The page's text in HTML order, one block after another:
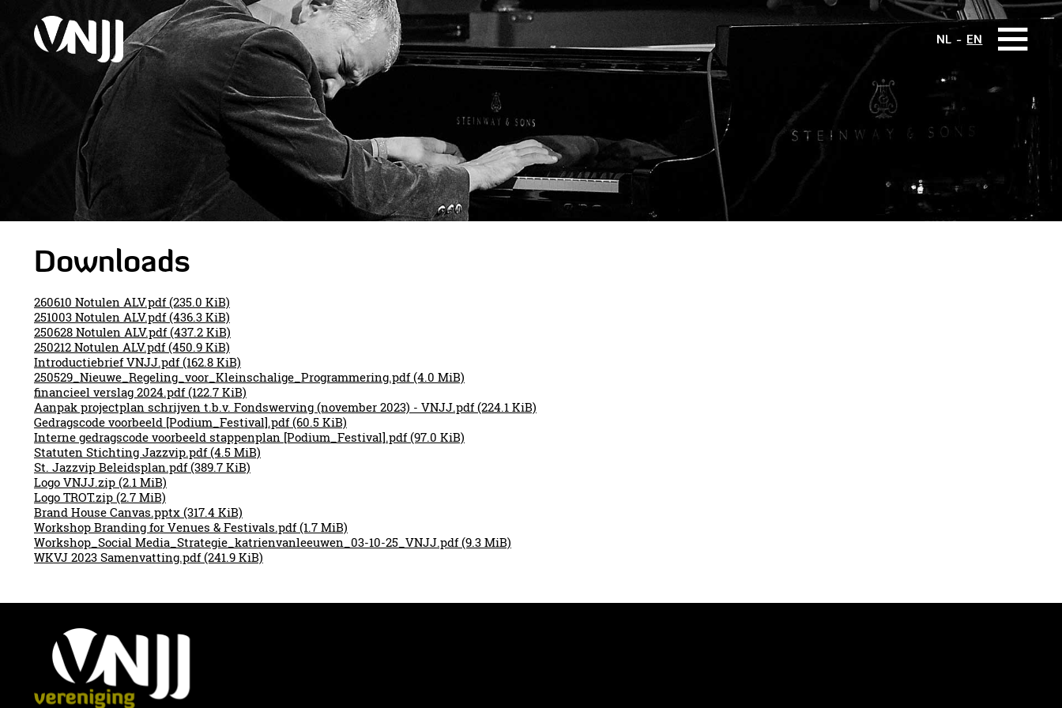
NL EN
Downloads
260610 Notulen ALV.pdf(235.0 KiB)
251003 Notulen ALV.pdf(436.3 KiB)
250628 Notulen ALV.pdf(437.2 KiB)
250212 Notulen ALV.pdf(450.9 KiB)
Introductiebrief VNJJ.pdf(162.8 KiB)
250529_Nieuwe_Regeling_voor_Kleinschalige_Programmering.pdf(4.0 MiB)
financieel verslag 2024.pdf(122.7 KiB)
Aanpak projectplan schrijven t.b.v. Fondswerving (november 2023) - VNJJ.pdf(224.1 KiB)
Gedragscode voorbeeld [Podium_Festival].pdf(60.5 KiB)
Interne gedragscode voorbeeld stappenplan [Podium_Festival].pdf(97.0 KiB)
Statuten Stichting Jazzvip.pdf(4.5 MiB)
St. Jazzvip Beleidsplan.pdf(389.7 KiB)
Logo VNJJ.zip (2.1 MiB)
Logo TROT.zip (2.7 MiB)
Brand House Canvas.pptx (317.4 KiB)
Workshop Branding for Venues & Festivals.pdf(1.7 MiB)
Workshop_Social Media_Strategie_katrienvanleeuwen_03-10-25_VNJJ.pdf(9.3 MiB)
WKVJ 2023 Samenvatting.pdf(241.9 KiB)